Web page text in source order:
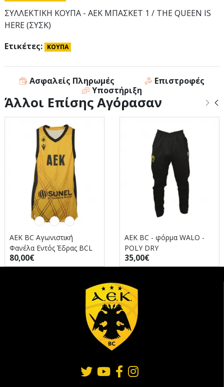
ΣΥΛΛΕΚΤΙΚΗ ΚΟΥΠΑ - ΑΕΚ ΜΠΑΣΚΕΤ 1 / THE QUEEN IS
HERE (ΣΥΣΚ)
Ετικέτες: ΚΟΥΠΑ
Ασφαλείς Πληρωμές
Επιστροφές
Υποστήριξη
Άλλοι Επίσης Αγόρασαν
AEK BC Αγωνιστική
Φανέλα Εντός Έδρας BCL
2025/26
80,00€
AEK BC - φόρμα WALO -
POLY DRY
35,00€